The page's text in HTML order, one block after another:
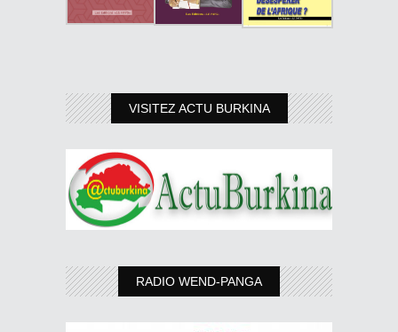
VISITEZ ACTU BURKINA
RADIO WEND-PANGA